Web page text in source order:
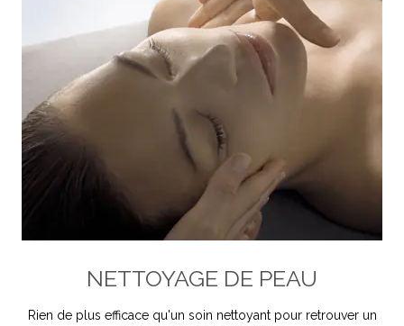
NETTOYAGE DE PEAU
Rien de plus efficace qu'un soin nettoyant pour retrouver un